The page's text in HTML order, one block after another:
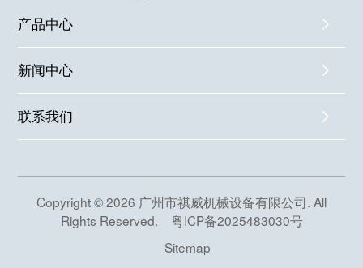
产品中心
新闻中心
联系我们
Copyright © 2026 广州市祺威机械设备有限公司. All
Rights Reserved. 粤ICP备2025483030号
Sitemap